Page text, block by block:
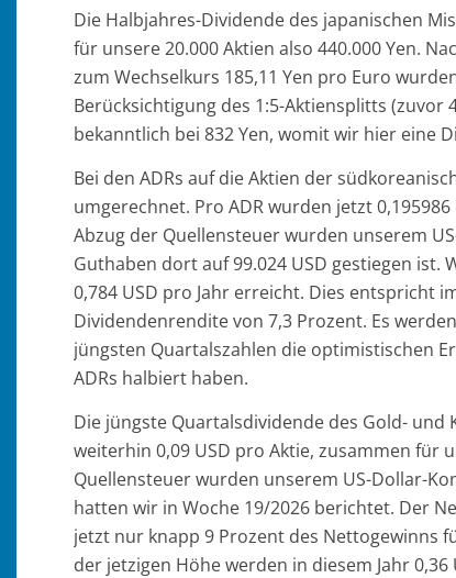
Die Halbjahres-Dividende des japanischen
für unsere 20.000 Aktien also 440.000 Yen.
zum Wechselkurs 185,11 Yen pro Euro
Berücksichtigung des 1:5-Aktiensplitts (zuvor
bekanntlich bei 832 Yen, womit wir hier eine
Bei den ADRs auf die Aktien der
umgerechnet. Pro ADR wurden jetzt
Abzug der Quellensteuer wurden unserem
Guthaben dort auf 99.024 USD gestiegen
0,784 USD pro Jahr erreicht. Dies entspricht
Dividendenrendite von 7,3 Prozent. Es
jüngsten Quartalszahlen die optimistischen
ADRs halbiert haben.
Die jüngste Quartalsdividende des Gold-
weiterhin 0,09 USD pro Aktie, zusammen für
Quellensteuer wurden unserem US-Dollar-
hatten wir in Woche 19/2026 berichtet. Der
jetzt nur knapp 9 Prozent des Nettogewinns
der jetzigen Höhe werden in diesem Jahr